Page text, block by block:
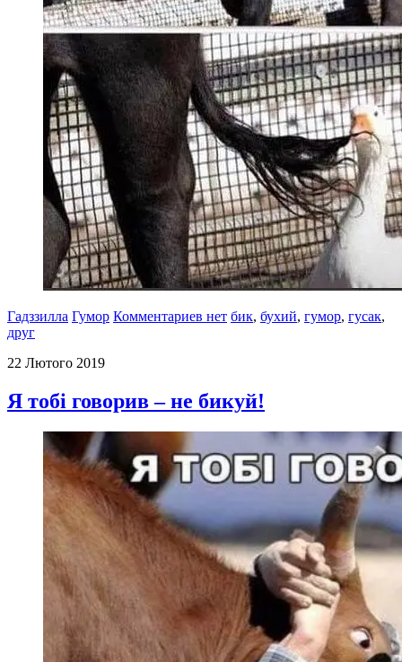
Гадззилла Гумор Комментариев нет бик, бухий, гумор, гусак,
друг
22 Лютого 2019
Я тобі говорив – не бикуй!